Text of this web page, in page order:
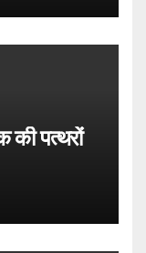
की पत्थरों